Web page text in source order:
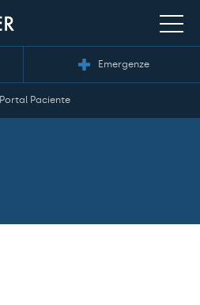
Emergenze
Portal Paciente